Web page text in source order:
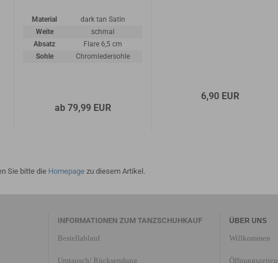
Material
dark tan Satin
Weite
schmal
Absatz
Flare 6,5 cm
Sohle
Chromledersohle
ab 79,99 EUR
6,90 EUR
Sie bitte die Homepage zu diesem Artikel.
INFORMATIONEN ZUM TANZSCHUHKAUF
Bestellablauf
Umtausch/ Rücksendung
ÜBER UNS
Willkommen
Öffnungszeiten